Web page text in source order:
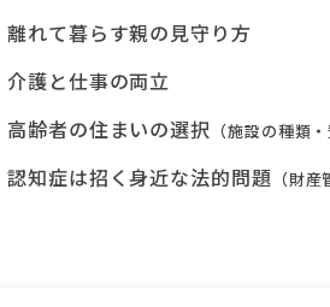
離れて暮らす親の見守り方
介護と仕事の両立
高齢者の住まいの選択 （施設の種類
認知症は招く身近な法的問題 （財